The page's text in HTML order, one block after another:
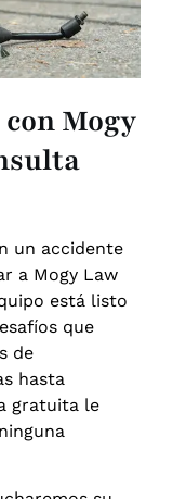
Mogy
un accidente
a Mogy Law
está listo
que
de
hasta
gratuita le